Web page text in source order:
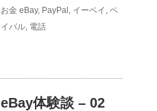
お金 eBay, PayPal , イーベイ , ペ
イパル, 電話
eBay体験談 – 02